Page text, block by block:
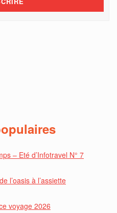
– Eté d’Infotravel N° 7
l’oasis à l’assiette
voyage 2026